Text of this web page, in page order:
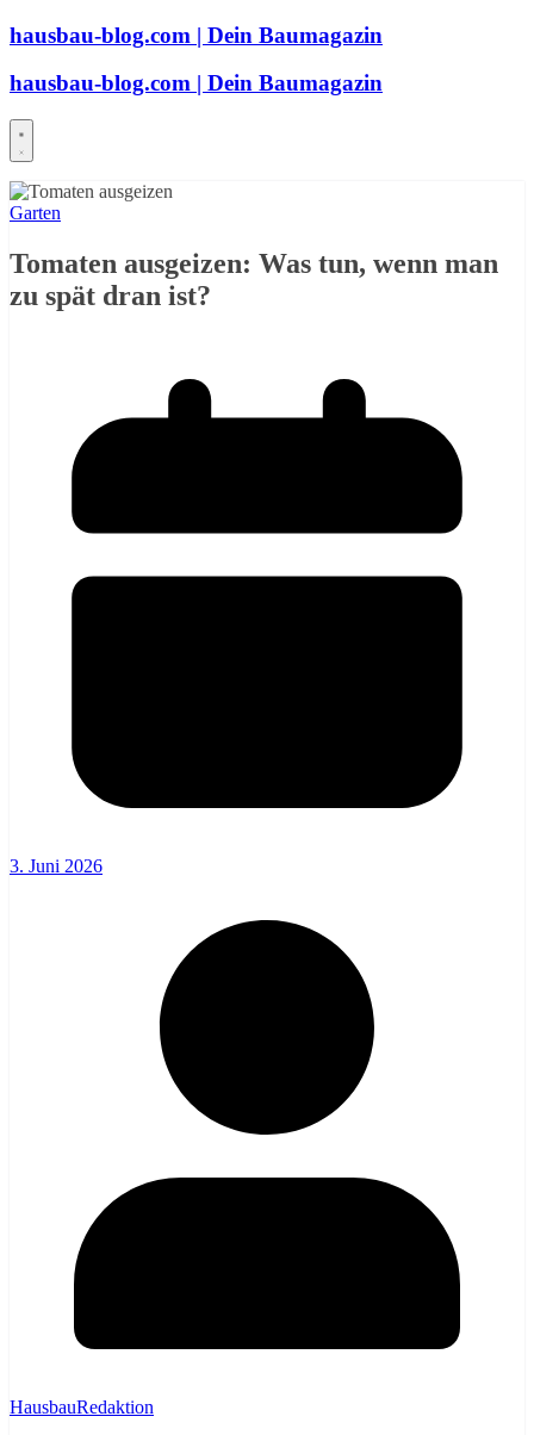
Zum
springen
hausbau-blog.com | Dein Baumagazin
hausbau-blog.com | Dein Baumagazin
Garten
Tomaten ausgeizen: Was tun, wenn man
zu spät dran ist?
3. Juni 2026
HausbauRedaktion